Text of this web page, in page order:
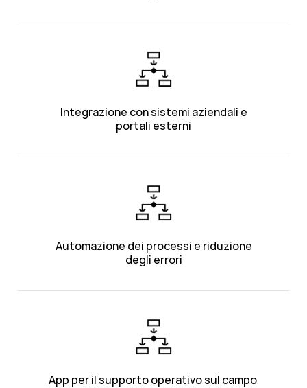
Integrazione con sistemi aziendali e
portali esterni
Automazione dei processi e riduzione
degli errori
App per il supporto operativo sul campo